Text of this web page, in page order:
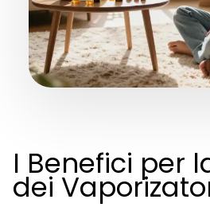
I Benefici per
dei